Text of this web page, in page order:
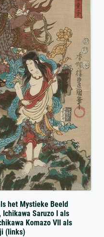
het Mystieke Beeld
Ichikawa Saruzo I als
Komazo VII als
(links)